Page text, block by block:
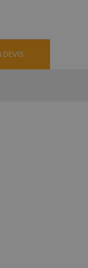
DEVIS